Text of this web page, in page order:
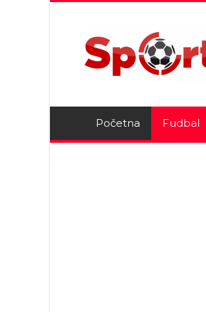
Početna Fudbal